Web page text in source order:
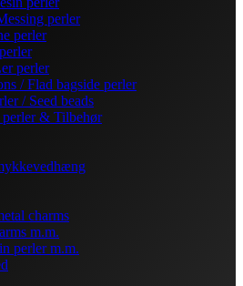
perler
perler
perler
/ Flad bagside perler
/ Seed beads
& Tilbehør
charms
m.m.
perler m.m.